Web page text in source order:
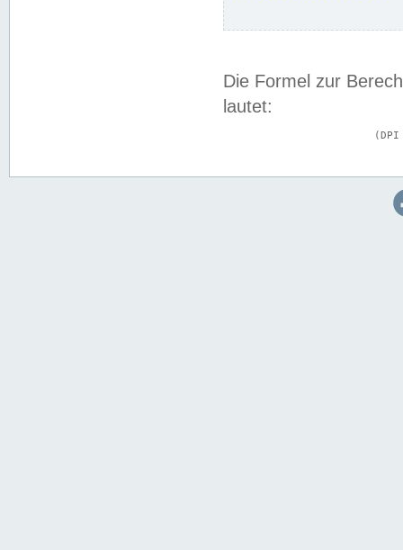
Die Formel zur
lautet: